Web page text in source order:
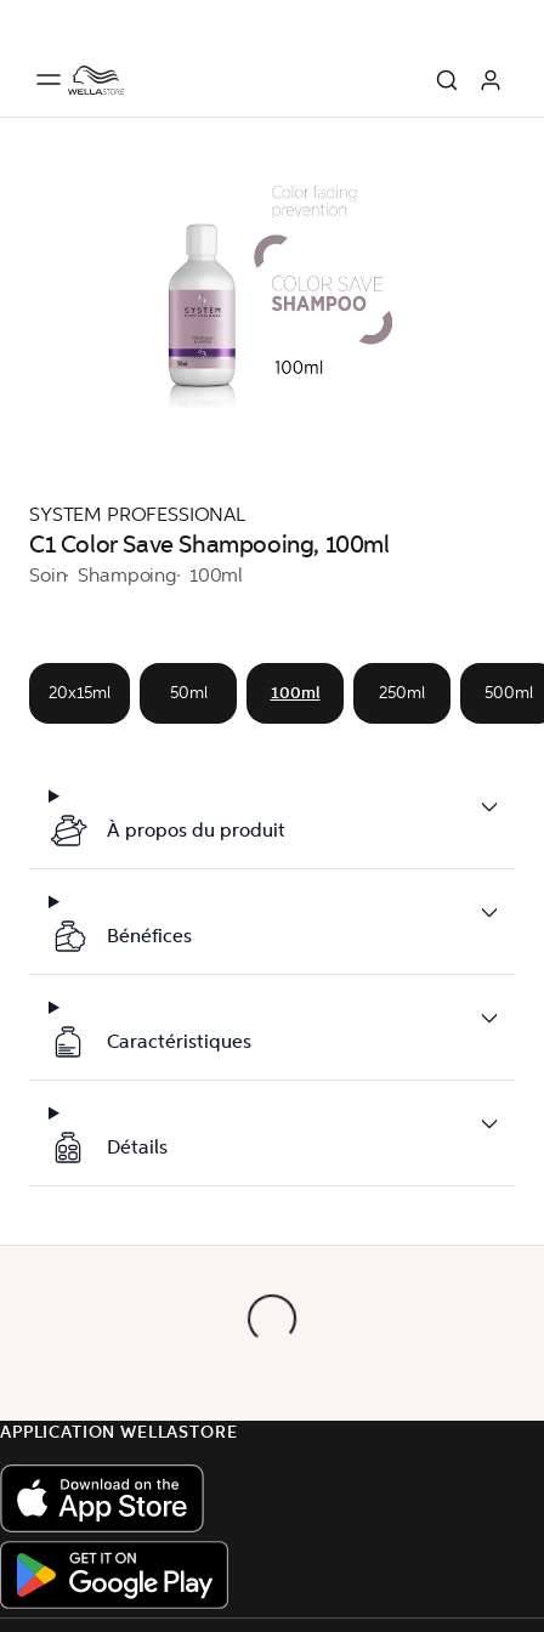
SYSTEM PROFESSIONAL
C1 Color Save Shampooing, 100ml
Soin Shampoing 100ml
20x15ml 50ml 100ml 250ml 500ml
À propos du produit
Bénéfices
Caractéristiques
Détails
APPLICATION WELLASTORE